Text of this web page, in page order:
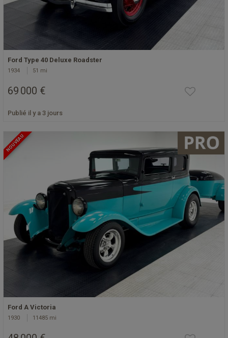
Ford Type 40 Deluxe Roadster
1934 51 mi
69 000 €
Publié il y a 3 jours
NOUVEAU
Ford A Victoria
1930 11485 mi